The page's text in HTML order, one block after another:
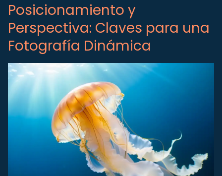
Posicionamiento y
Perspectiva: Claves para una
Fotografía Dinámica